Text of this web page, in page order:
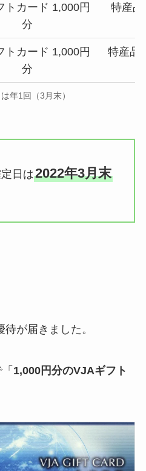
トカード 1,000円
分
特産
トカード 1,000円
分
特産品
年1回（3月末）
日は2022年3月末
が届きました。
1,000円分のVJAギフト